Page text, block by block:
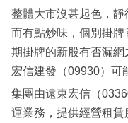
閱
專
區
整體大市沒甚起色，
而有點炒味，個別掛
期掛牌的新股有否漏網
宏信建發（09930）可
集團由遠東宏信（
運業務，提供經營租